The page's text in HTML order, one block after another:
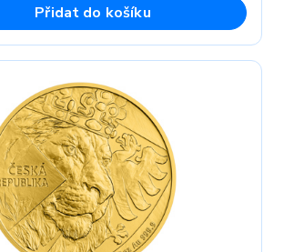
Přidat do košíku